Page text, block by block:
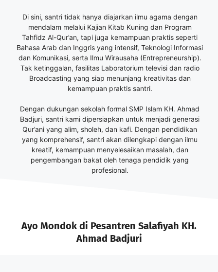
Di sini, santri tidak hanya diajarkan ilmu agama dengan
mendalam melalui Kajian Kitab Kuning dan Program
Tahfidz Al-Qur’an, tapi juga kemampuan praktis seperti
Bahasa Arab dan Inggris yang intensif, Teknologi Informasi
dan Komunikasi, serta Ilmu Wirausaha (Entrepreneurship).
Tak ketinggalan, fasilitas Laboratorium televisi dan radio
Broadcasting yang siap menunjang kreativitas dan
kemampuan praktis santri.
Dengan dukungan sekolah formal SMP Islam KH. Ahmad
Badjuri, santri kami dipersiapkan untuk menjadi generasi
Qur’ani yang alim, sholeh, dan kafi. Dengan pendidikan
yang komprehensif, santri akan dilengkapi dengan ilmu
kreatif, kemampuan menyelesaikan masalah, dan
pengembangan bakat oleh tenaga pendidik yang
profesional.
Ayo Mondok di Pesantren Salafiyah KH.
Ahmad Badjuri